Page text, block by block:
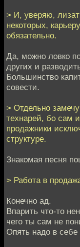
> И, уверяю,
некоторых,
обязательно.
Да, можно ловко
других и
Большинство
совести.
> Отдельно
технарей, бо сам
продажники
структуре.
Знакомая песня
> Работа в
Конечно ад.
Впарить что-то
чего ты сам не
Опять надо в